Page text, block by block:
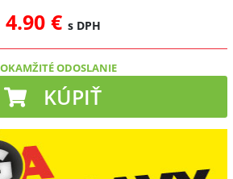
4.90 € s DPH
ODOSLANIE
KÚPIŤ